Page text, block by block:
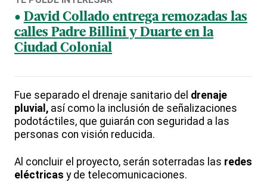
David Collado entrega remozadas las
calles Padre Billini y Duarte en la
Ciudad Colonial
Fue separado el drenaje sanitario del drenaje
pluvial, así como la inclusión de señalizaciones
podotáctiles, que guiarán con seguridad a las
personas con visión reducida.
Al concluir el proyecto, serán soterradas las redes
eléctricas y de telecomunicaciones.